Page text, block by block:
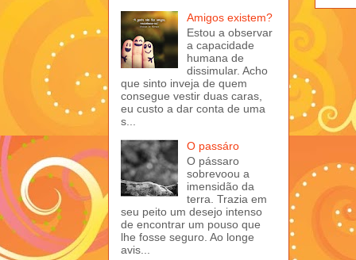
Amigos existem?
Estou a observar
a capacidade
humana de
dissimular. Acho
que sinto inveja de quem
consegue vestir duas caras,
eu custo a dar conta de uma
s...
O passáro
O pássaro
sobrevoou a
imensidão da
terra. Trazia em
seu peito um desejo intenso
de encontrar um pouso que
lhe fosse seguro. Ao longe
avis...